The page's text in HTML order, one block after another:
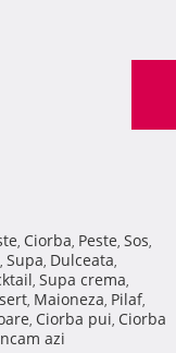
, Ciorba, Peste, Sos,
, Supa, Dulceata,
, Supa crema,
, Maioneza, Pilaf,
, Ciorba pui, Ciorba
azi